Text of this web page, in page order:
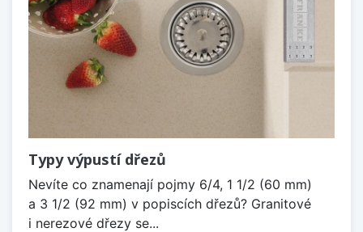
Typy výpustí dřezů
Nevíte co znamenají pojmy 6/4, 1 1/2 (60 mm)
a 3 1/2 (92 mm) v popiscích dřezů? Granitové
i nerezové dřezy se...